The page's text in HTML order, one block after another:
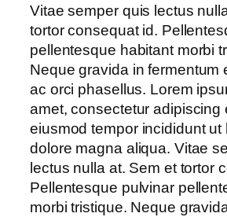
Vitae semper quis lectus
tortor consequat id.
pellentesque habitant morbi
Neque gravida in fermentum
ac orci phasellus. Lorem
amet, consectetur adipiscing
eiusmod tempor incididunt ut
dolore magna aliqua. Vitae
lectus nulla at. Sem et tortor
Pellentesque pulvinar
morbi tristique. Neque